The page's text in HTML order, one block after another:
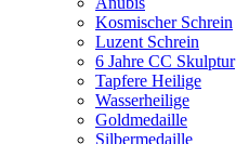
Kosmischer Schrein
Luzent Schrein
6 Jahre CC Skulptur
Tapfere Heilige
Wasserheilige
Goldmedaille
Silbermedaille